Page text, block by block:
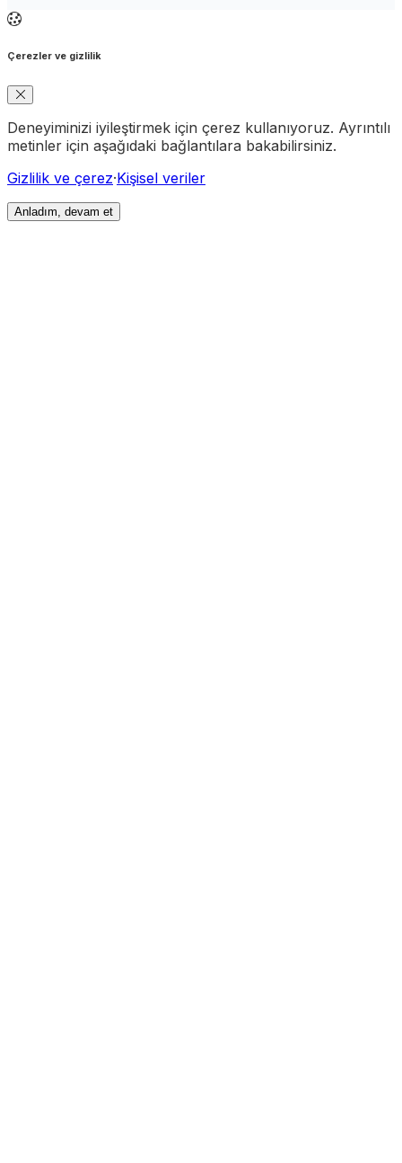
Çerezler ve gizlilik
Deneyiminizi iyileştirmek için çerez kullanıyoruz. Ayrıntılı
metinler için aşağıdaki bağlantılara bakabilirsiniz.
Gizlilik ve çerez·Kişisel veriler
Anladım, devam et